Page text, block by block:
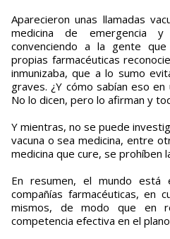
Aparecieron unas llamadas
medicina de emergencia
convenciendo a la gente
propias farmacéuticas
inmunizaba, que a lo sumo
graves. ¿Y cómo sabían eso
No lo dicen, pero lo afirman y
Y mientras, no se puede
vacuna o sea medicina, entre
medicina que cure, se prohíben
En resumen, el mundo está
compañías farmacéuticas, en
mismos, de modo que en
competencia efectiva en el